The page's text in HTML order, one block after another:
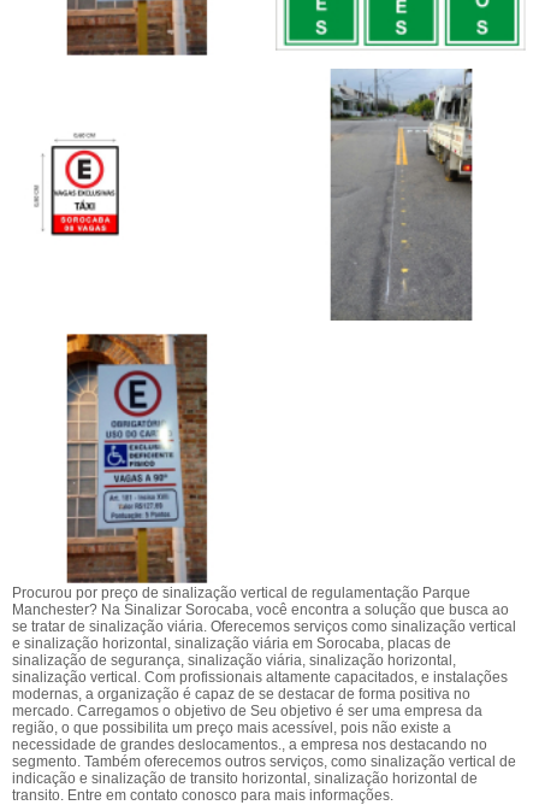
Procurou por preço de sinalização vertical de regulamentação Parque
Manchester? Na Sinalizar Sorocaba, você encontra a solução que busca ao
se tratar de sinalização viária. Oferecemos serviços como sinalização vertical
e sinalização horizontal, sinalização viária em Sorocaba, placas de
sinalização de segurança, sinalização viária, sinalização horizontal,
sinalização vertical. Com profissionais altamente capacitados, e instalações
modernas, a organização é capaz de se destacar de forma positiva no
mercado. Carregamos o objetivo de Seu objetivo é ser uma empresa da
região, o que possibilita um preço mais acessível, pois não existe a
necessidade de grandes deslocamentos., a empresa nos destacando no
segmento. Também oferecemos outros serviços, como sinalização vertical de
indicação e sinalização de transito horizontal, sinalização horizontal de
transito. Entre em contato conosco para mais informações.